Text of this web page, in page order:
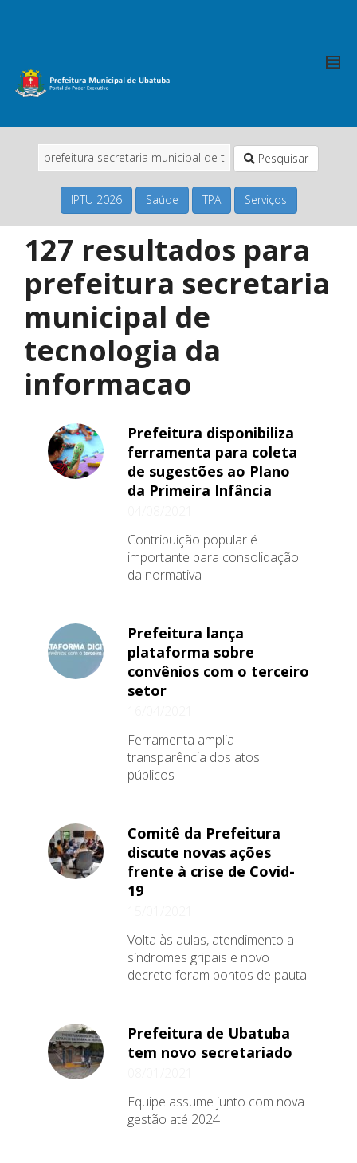
Pesquisar
IPTU 2026 Saúde TPA Serviços
127 resultados para
prefeitura secretaria
municipal de
tecnologia da
informacao
Prefeitura disponibiliza
ferramenta para coleta
de sugestões ao Plano
da Primeira Infância
Contribuição popular é
importante para consolidação
da normativa
Prefeitura lança
plataforma sobre
convênios com o terceiro
setor
Ferramenta amplia
transparência dos atos
públicos
Comitê da Prefeitura
discute novas ações
frente à crise de Covid-
19
Volta às aulas, atendimento a
síndromes gripais e novo
decreto foram pontos de pauta
Prefeitura de Ubatuba
tem novo secretariado
Equipe assume junto com nova
gestão até 2024